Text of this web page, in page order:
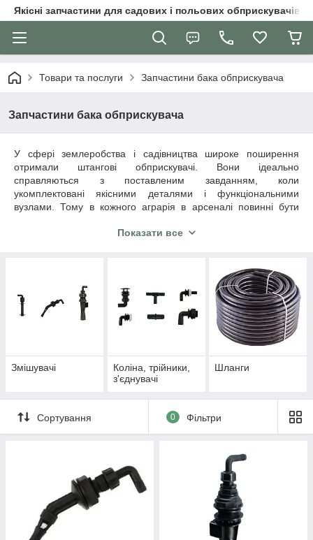
Якісні запчастини для садових і польових обприскувачів
Товари та послуги Запчастини бака обприскувача
Запчастини бака обприскувача
У сфері землеробства і садівництва широке поширення
отримали штангові обприскувачі. Вони ідеально
справляються з поставленим завданням, коли
укомплектовані якісними деталями і функціональними
вузлами. Тому в кожного аграрія в арсеналі повинні бути
Показати все
Змішувачі
Коліна, трійники,
з'єднувачі
Шланги
Сортування 0 Фільтри